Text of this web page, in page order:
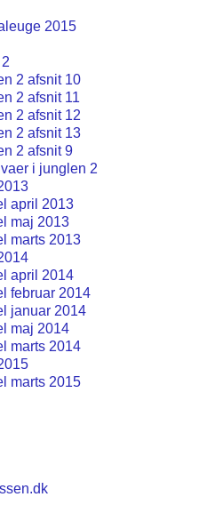
2015
2 afsnit 10
2 afsnit 11
2 afsnit 12
2 afsnit 13
2 afsnit 9
i junglen 2
april 2013
maj 2013
marts 2013
april 2014
februar 2014
januar 2014
maj 2014
marts 2014
marts 2015